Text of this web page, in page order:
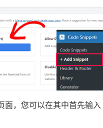
面，您可以在其中首先输入